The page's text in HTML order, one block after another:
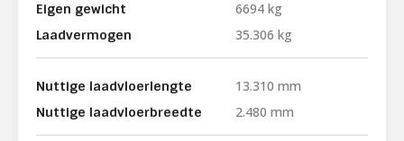
Eigen gewicht 6694 kg
Laadvermogen 35.306 kg
Nuttige laadvloerlengte 13.310 mm
Nuttige laadvloerbreedte 2.480 mm